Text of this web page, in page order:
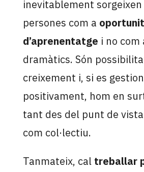
inevitablement
persones com a
d’aprenentatge i no com
dramàtics. Són
creixement i, si es
positivament, hom en
tant des del punt de
com col·lectiu.
Tanmateix, cal treballar